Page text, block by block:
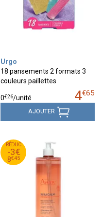
Urgo
18 pansements 2 formats 3
couleurs paillettes
4€65
0€26/unité
AJOUTER
RÉDUC
-3€
8€45
11
€
45
8
€
45